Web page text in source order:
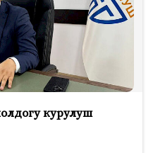
курулуш